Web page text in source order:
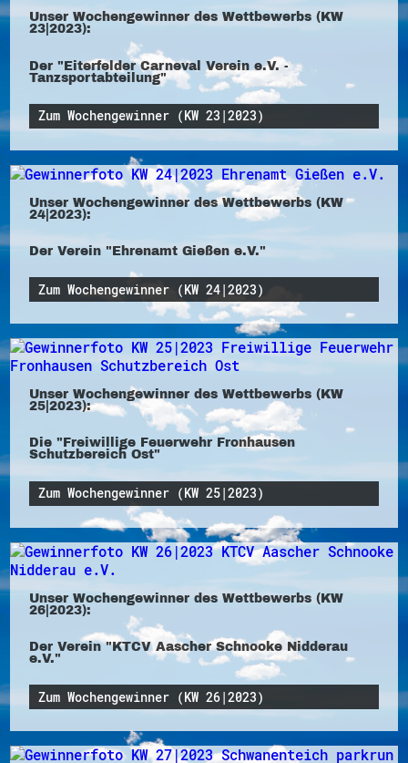
Unser Wochengewinner des Wettbewerbs (KW
23|2023):
Der "Eiterfelder Carneval Verein e.V. -
Tanzsportabteilung"
Zum Wochengewinner (KW 23|2023)
Unser Wochengewinner des Wettbewerbs (KW
24|2023):
Der Verein "Ehrenamt Gießen e.V."
Zum Wochengewinner (KW 24|2023)
Unser Wochengewinner des Wettbewerbs (KW
25|2023):
Die "Freiwillige Feuerwehr Fronhausen
Schutzbereich Ost"
Zum Wochengewinner (KW 25|2023)
Unser Wochengewinner des Wettbewerbs (KW
26|2023):
Der Verein "KTCV Aascher Schnooke Nidderau
e.V."
Zum Wochengewinner (KW 26|2023)